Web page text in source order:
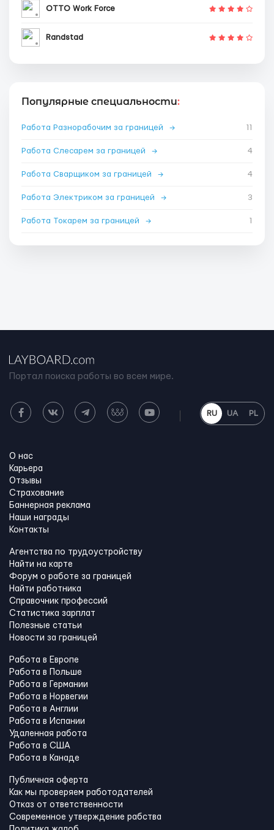
OTTO Work Force
Randstad
Популярные специальности:
Работа Разнорабочим за границей → 11
Работа Слесарем за границей → 4
Работа Сварщиком за границей → 4
Работа Электриком за границей → 3
Работа Токарем за границей → 1
Портал поиска работы во всем мире.
RU UA PL
О нас
Карьера
Отзывы
Страхование
Баннерная реклама
Наши награды
Контакты
Агентства по трудоустройству
Найти на карте
Форум о работе за границей
Найти работника
Справочник профессий
Статистика зарплат
Полезные статьи
Новости за границей
Работа в Европе
Работа в Польше
Работа в Германии
Работа в Норвегии
Работа в Англии
Работа в Испании
Удаленная работа
Работа в США
Работа в Канадe
Публичная оферта
Как мы проверяем работодателей
Отказ от ответственности
Современное утверждение рабства